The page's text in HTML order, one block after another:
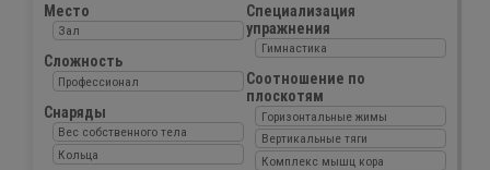
Место
Зал
Сложность
Профессионал
Снаряды
Вес собственного тела
Кольца
Специализация
упражнения
Гимнастика
Соотношение по
плоскотям
Горизонтальные жимы
Вертикальные тяги
Комплекс мышц кора